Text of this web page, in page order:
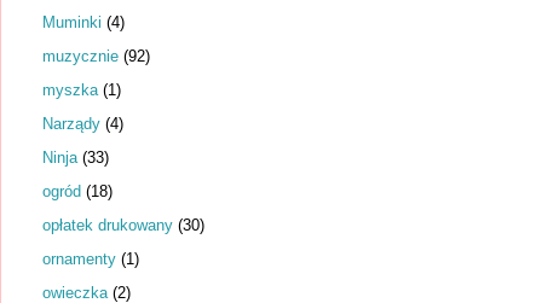
Muminki (4)
muzycznie (92)
myszka (1)
Narządy (4)
Ninja (33)
ogród (18)
opłatek drukowany (30)
ornamenty (1)
owieczka (2)